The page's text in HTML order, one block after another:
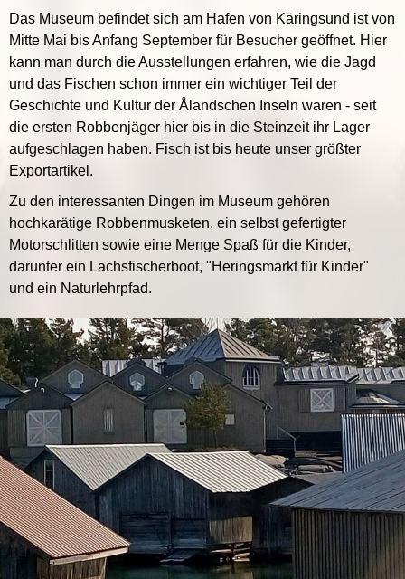
Das Museum befindet sich am Hafen von Käringsund ist von
Mitte Mai bis Anfang September für Besucher geöffnet. Hier
kann man durch die Ausstellungen erfahren, wie die Jagd
und das Fischen schon immer ein wichtiger Teil der
Geschichte und Kultur der Ålandschen Inseln waren - seit
die ersten Robbenjäger hier bis in die Steinzeit ihr Lager
aufgeschlagen haben. Fisch ist bis heute unser größter
Exportartikel.
Zu den interessanten Dingen im Museum gehören
hochkarätige Robbenmusketen, ein selbst gefertigter
Motorschlitten sowie eine Menge Spaß für die Kinder,
darunter ein Lachsfischerboot, "Heringsmarkt für Kinder"
und ein Naturlehrpfad.